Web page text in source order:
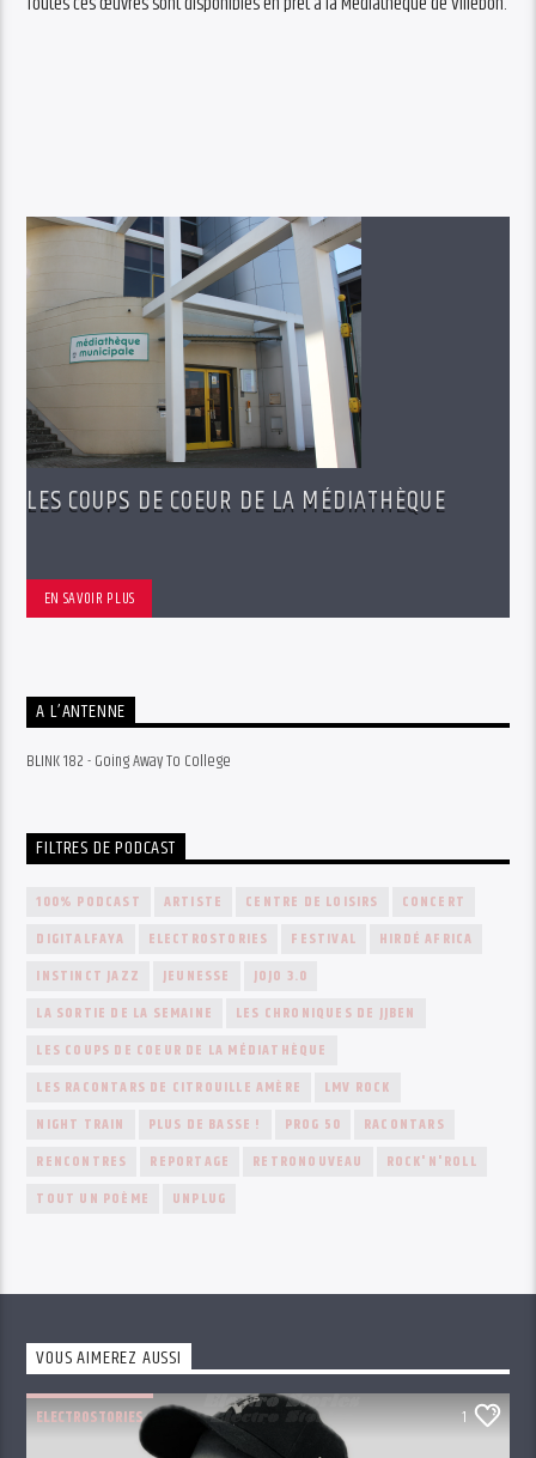
LES COUPS DE COEUR DE LA MÉDIATHÈQUE
EN SAVOIR PLUS
A L’ANTENNE
BLINK 182 - Going Away To College
FILTRES DE PODCAST
100% PODCAST ARTISTE CENTRE DE LOISIRS
CONCERT
DIGITALFAYA
ELECTROSTORIES FESTIVAL
HIRDÉ AFRICA
INSTINCT JAZZ
JEUNESSE
JOJO 3.0
LA SORTIE DE LA SEMAINE
LES CHRONIQUES DE JJBEN
LES COUPS DE COEUR DE LA MÉDIATHÈQUE
LES RACONTARS DE CITROUILLE AMÈRE
LMV ROCK
NIGHT TRAIN
PLUS DE BASSE ! PROG 50
RACONTARS
RENCONTRES
REPORTAGE RETRONOUVEAU
ROCK'N'ROLL
TOUT UN POÈME
UNPLUG
VOUS AIMEREZ AUSSI
ELECTROSTORIES 1